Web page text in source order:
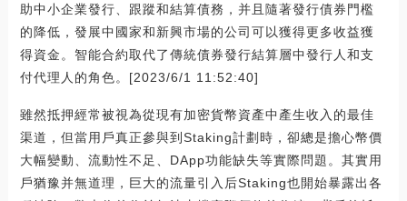
助中小企業發行、跟蹤和結算債務，并且隨著發行債券門檻
的降低，發展中國家和新興市場的公司可以獲得更多收益獲
得資金。智能合約取代了傳統債券發行結算層中發行人和支
付代理人的角色。[2023/6/1 11:52:40]
雖然抵押經常被視為從現有加密貨幣資產中產生收入的最佳
渠道，但當用戶真正參與到Staking計劃時，卻總是擔心幣價
大幅變動、流動性不足、DApp功能缺失等實際問題。其實用
戶猶豫并無道理，巨大的流量引入后Staking也開始暴露出各